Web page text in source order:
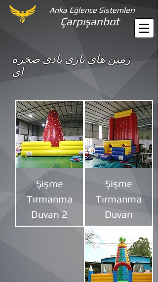
Anka Eğlence Sistemleri
Çarpışanbot
زمین های بازی بادی صخره
ای
Şişme
Tırmanma
Duvarı
Şişme
Tırmanma
Duvarı 2